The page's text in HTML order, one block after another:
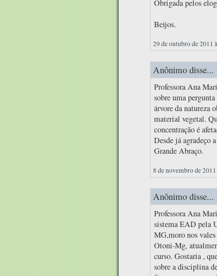
Obrigada pelos
Beijos.
29 de outubro de 2011
Anônimo disse...
Professora Ana
sobre uma
árvore da natureza
material vegetal.
concentração é
Desde já agradeço
Grande Abraço.
8 de novembro de
Anônimo disse...
Professora Ana
sistema EAD pela
MG,moro nos
Otoni-Mg,
curso. Gostaria ,
sobre a disciplina